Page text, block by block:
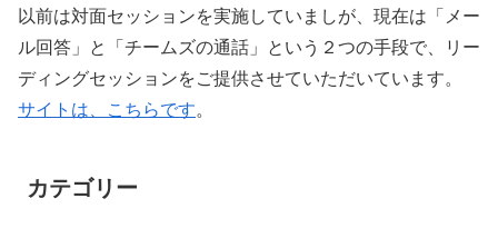
以前は対面セッションを実施していましが、現在は「メー
ル回答」と「チームズの通話」という２つの手段で、リー
ディングセッションをご提供させていただいています。
サイトは、こちらです。
カテゴリー